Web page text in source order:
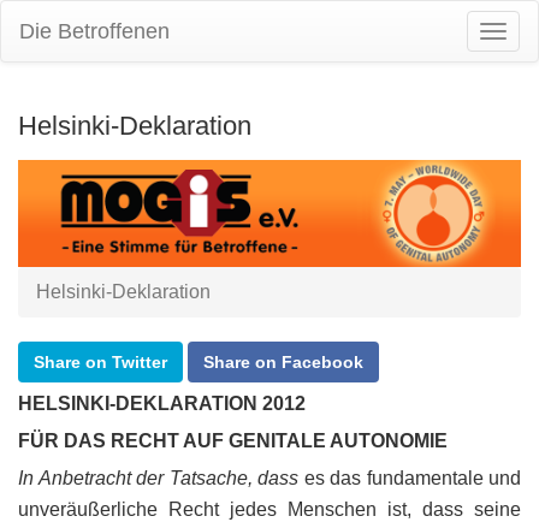
Die Betroffenen
Helsinki-Deklaration
Helsinki-Deklaration
Share on Twitter Share on Facebook
HELSINKI-DEKLARATION 2012
FÜR DAS RECHT AUF GENITALE AUTONOMIE
In Anbetracht der Tatsache, dass es das fundamentale und
unveräußerliche Recht jedes Menschen ist, dass seine